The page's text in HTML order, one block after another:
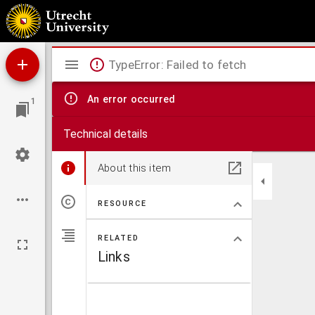
Aan zyne vorstelyke doorluchtigheyd Willem Carel Hendrik Friso ... word deze nieuwe
1
Mirador
viewer
TypeError: Failed to fetch
An error occurred
Technical details
About this item
RESOURCE
RELATED
Links